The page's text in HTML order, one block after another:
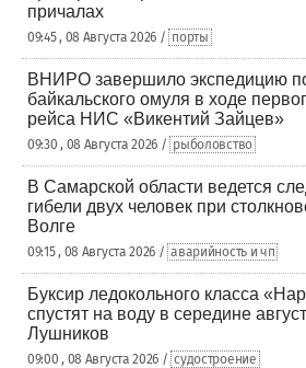
причалах
09:45 , 08 Августа 2026 / порты
ВНИРО завершило экспедицию
байкальского омуля в ходе
рейса НИС «Викентий Зайцев»
09:30 , 08 Августа 2026 / рыболовство
В Самарской области ведется
гибели двух человек при
Волге
09:15 , 08 Августа 2026 / аварийность и чп
Буксир ледокольного класса
спустят на воду в середине
Лушников
09:00 , 08 Августа 2026 / судостроение